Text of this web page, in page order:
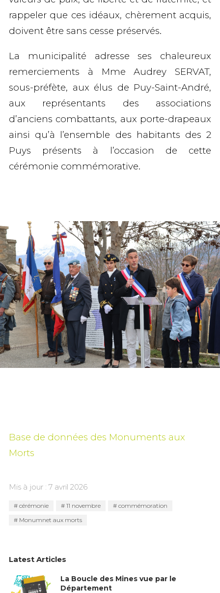
rappeler que ces idéaux, chèrement acquis,
doivent être sans cesse préservés.
La municipalité adresse ses chaleureux
remerciements à Mme Audrey SERVAT,
sous-préfète, aux élus de Puy-Saint-André,
aux représentants des associations
d’anciens combattants, aux porte-drapeaux
ainsi qu’à l’ensemble des habitants des 2
Puys présents à l’occasion de cette
cérémonie commémorative.
Base de données des Monuments aux
Morts
Mis à jour : 7 avril 2026
cérémonie 11 novembre
commémoration
Monumnet aux morts
Latest Articles
La Boucle des Mines vue par le
Département